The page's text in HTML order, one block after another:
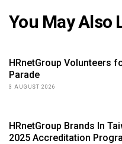
You May Also
HRnetGroup Volunteers
Parade
3 AUGUST 2026
HRnetGroup Brands In
2025 Accreditation